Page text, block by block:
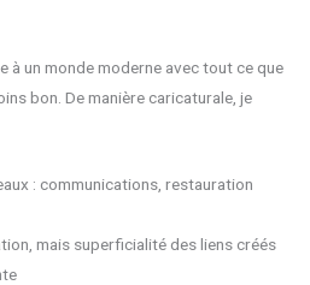
à un monde moderne avec tout ce que
bon. De manière caricaturale, je
: communications, restauration
mais superficialité des liens créés